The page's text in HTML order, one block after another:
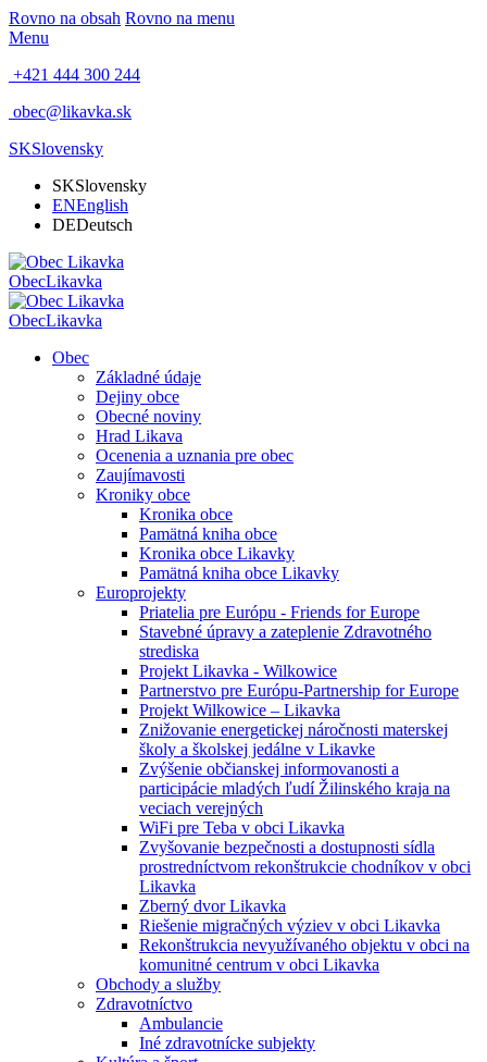
Rovno na obsah Rovno na menu
Menu
+421 444 300 244
obec@likavka.sk
SKSlovensky
SKSlovensky
ENEnglish
DEDeutsch
ObecLikavka
ObecLikavka
Obec
Základné údaje
Dejiny obce
Obecné noviny
Hrad Likava
Ocenenia a uznania pre obec
Zaujímavosti
Kroniky obce
Kronika obce
Pamätná kniha obce
Kronika obce Likavky
Pamätná kniha obce Likavky
Europrojekty
Priatelia pre Európu - Friends for Europe
Stavebné úpravy a zateplenie Zdravotného
strediska
Projekt Likavka - Wilkowice
Partnerstvo pre Európu-Partnership for Europe
Projekt Wilkowice – Likavka
Znižovanie energetickej náročnosti materskej
školy a školskej jedálne v Likavke
Zvýšenie občianskej informovanosti a
participácie mladých ľudí Žilinského kraja na
veciach verejných
WiFi pre Teba v obci Likavka
Zvyšovanie bezpečnosti a dostupnosti sídla
prostredníctvom rekonštrukcie chodníkov v obci
Likavka
Zberný dvor Likavka
Riešenie migračných výziev v obci Likavka
Rekonštrukcia nevyužívaného objektu v obci na
komunitné centrum v obci Likavka
Obchody a služby
Zdravotníctvo
Ambulancie
Iné zdravotnícke subjekty